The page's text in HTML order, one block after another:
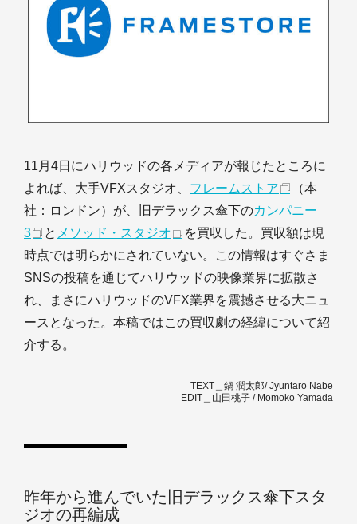
11月4日にハリウッドの各メディアが報じたところに
よれば、大手VFXスタジオ、 フレームストア
（本
社：ロンドン）が、旧デラックス傘下のカンパニー
3
と メソッド・スタジオ
を買収した。買収額は現
時点では明らかにされていない。この情報はすぐさま
SNSの投稿を通じてハリウッドの映像業界に拡散さ
れ、まさにハリウッドのVFX業界を震撼させる大ニュ
ースとなった。本稿ではこの買収劇の経緯について紹
介する。
TEXT＿鍋 潤太郎/ Jyuntaro Nabe
EDIT＿山田桃子 / Momoko Yamada
昨年から進んでいた旧デラックス傘下スタ
ジオの再編成